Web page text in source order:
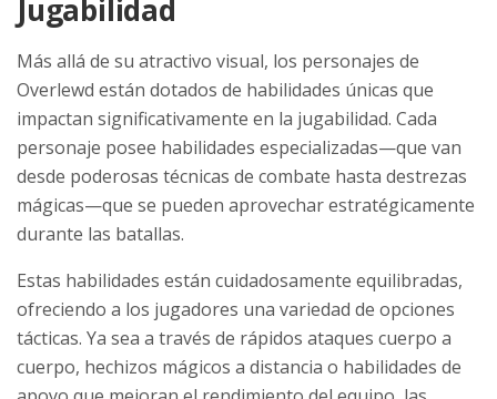
Jugabilidad
Más allá de su atractivo visual, los personajes de
Overlewd están dotados de habilidades únicas que
impactan significativamente en la jugabilidad. Cada
personaje posee habilidades especializadas—que van
desde poderosas técnicas de combate hasta destrezas
mágicas—que se pueden aprovechar estratégicamente
durante las batallas.
Estas habilidades están cuidadosamente equilibradas,
ofreciendo a los jugadores una variedad de opciones
tácticas. Ya sea a través de rápidos ataques cuerpo a
cuerpo, hechizos mágicos a distancia o habilidades de